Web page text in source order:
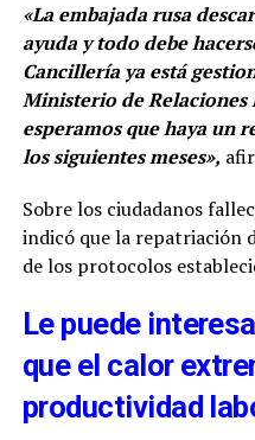
«La embajada rusa
ayuda y todo debe
Cancillería ya está
Ministerio de Relaciones
esperamos que haya un
los siguientes meses»,
Sobre los ciudadanos
indicó que la repatriación
de los protocolos
Le puede
que el calor
productividad